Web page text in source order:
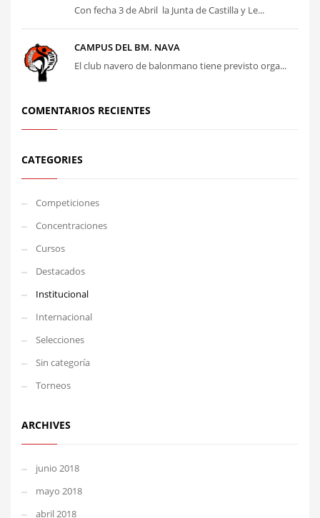
Con fecha 3 de Abril la Junta de Castilla y Le...
CAMPUS DEL BM. NAVA
El club navero de balonmano tiene previsto orga...
COMENTARIOS RECIENTES
CATEGORIES
Competiciones
Concentraciones
Cursos
Destacados
Institucional
Internacional
Selecciones
Sin categoría
Torneos
ARCHIVES
junio 2018
mayo 2018
abril 2018